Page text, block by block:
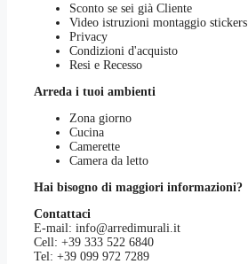
Sconto se sei già Cliente
Video istruzioni montaggio stickers
Privacy
Condizioni d'acquisto
Resi e Recesso
Arreda i tuoi ambienti
Zona giorno
Cucina
Camerette
Camera da letto
Hai bisogno di maggiori informazioni?
Contattaci
E-mail: info@arredimurali.it
Cell: +39 333 522 6840
Tel: +39 099 972 7289